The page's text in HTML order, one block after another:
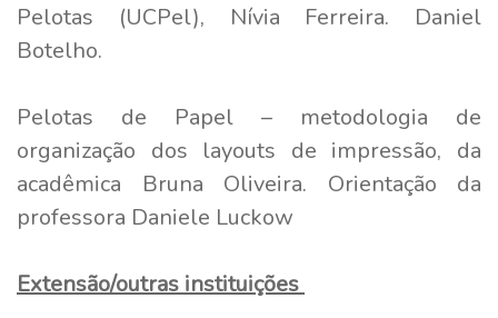
Pelotas (UCPel), Nívia Ferreira. Daniel
Botelho.
Pelotas de Papel – metodologia de
organização dos layouts de impressão, da
acadêmica Bruna Oliveira. Orientação da
professora Daniele Luckow
Extensão/outras instituições